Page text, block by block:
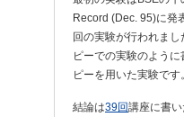
Record (Dec. 95)に発
回の実験が行われま
ピーでの実験のよう
ピーを用いた実験で
結論は39回講座に書